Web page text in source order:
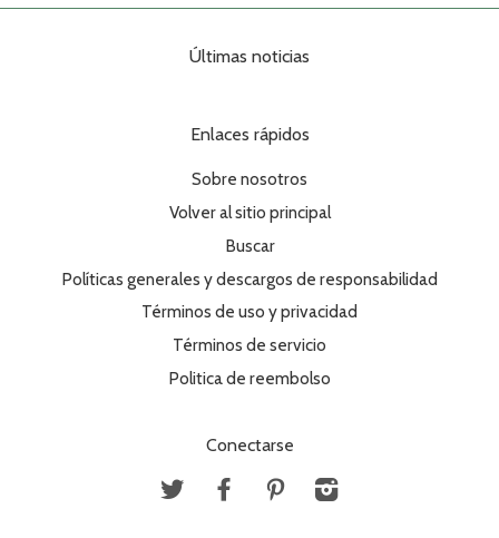
Últimas noticias
Enlaces rápidos
Sobre nosotros
Volver al sitio principal
Buscar
Políticas generales y descargos de responsabilidad
Términos de uso y privacidad
Términos de servicio
Politica de reembolso
Conectarse
Twitter FacebookPinterest